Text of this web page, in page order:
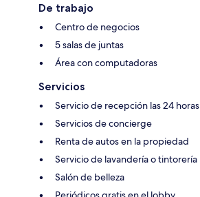
De trabajo
Centro de negocios
5 salas de juntas
Área con computadoras
Servicios
Servicio de recepción las 24 horas
Servicios de concierge
Renta de autos en la propiedad
Servicio de lavandería o tintorería
Salón de belleza